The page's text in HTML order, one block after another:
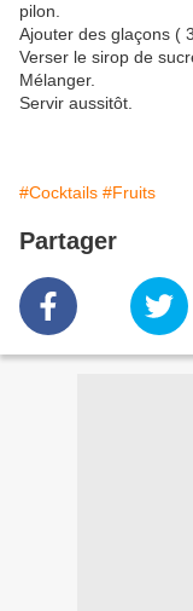
pilon.
Ajouter des glaçons (
Verser le sirop de
Mélanger.
Servir aussitôt.
#Cocktails #Fruits
Partager